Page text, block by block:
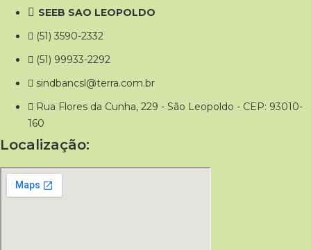
SEEB SAO LEOPOLDO
(51) 3590-2332
(51) 99933-2292
sindbancsl@terra.com.br
Rua Flores da Cunha, 229 - São Leopoldo - CEP: 93010-
160
Localização: